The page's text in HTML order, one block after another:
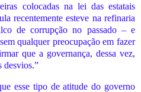
colocadas na lei das estatais
recentemente esteve na refinaria
de corrupção no passado – e
qualquer preocupação em fazer
que a governança, dessa vez,
desvios.”
esse tipo de atitude do governo